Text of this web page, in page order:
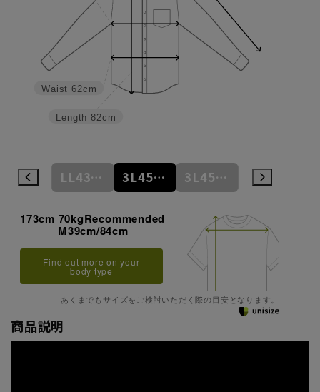
Length 82cm
Waist 62cm
LL43cm/82cm LL43cm/86cm 3L45cm/84cm 3L45cm/88cm
173cm 70kgRecommended
M39cm/84cm
Find out more on your
body type
あくまでもサイズをご検討いただく際の目安となります。
商品説明